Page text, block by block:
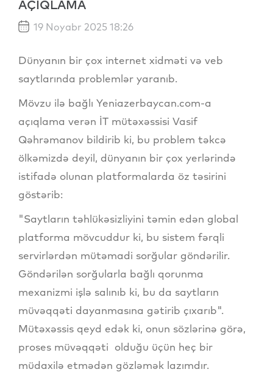
AÇIQLAMA
19 Noyabr 2025 18:26
Dünyanın bir çox internet xidməti və veb
saytlarında problemlər yaranıb.
Mövzu ilə bağlı Yeniazerbaycan.com-a
açıqlama verən İT mütəxəssisi Vasif
Qəhrəmanov bildirib ki, bu problem təkcə
ölkəmizdə deyil, dünyanın bir çox yerlərində
istifadə olunan platformalarda öz təsirini
göstərib:
"Saytların təhlükəsizliyini təmin edən global
platforma mövcuddur ki, bu sistem fərqli
servirlərdən mütəmadi sorğular göndərilir.
Göndərilən sorğularla bağlı qorunma
mexanizmi işlə salınıb ki, bu da saytların
müvəqqəti dayanmasına gətirib çıxarıb".
Mütəxəssis qeyd edək ki, onun sözlərinə görə,
proses müvəqqəti olduğu üçün heç bir
müdaxilə etmədən gözləmək lazımdır.